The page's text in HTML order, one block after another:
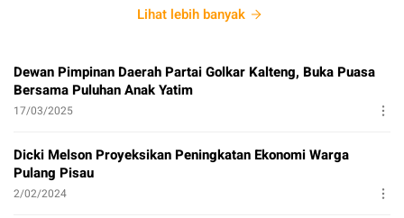
Lihat lebih banyak
Dewan Pimpinan Daerah Partai Golkar Kalteng, Buka Puasa
Bersama Puluhan Anak Yatim
17/03/2025
Dicki Melson Proyeksikan Peningkatan Ekonomi Warga
Pulang Pisau
2/02/2024